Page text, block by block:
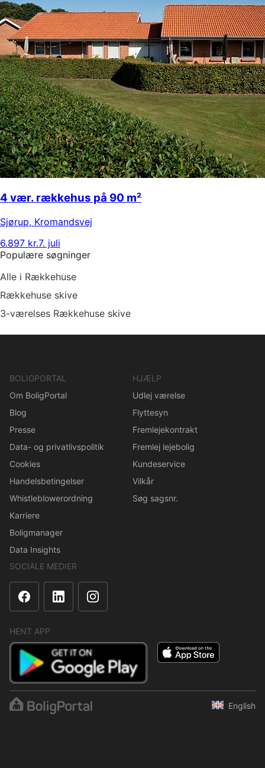
4 vær. rækkehus på 90 m²
Sjørup, Kromandsvej
6.897 kr.7. juli
Populære søgninger
Alle i Rækkehuse
Rækkehuse skive
3-værelses Rækkehuse skive
BOLIGPORTAL
Om BoligPortal
Blog
Presse
Data- og privatlivspolitik
Cookies
Handelsbetingelser
Whistleblowerordning
Karriere
Boligmanager
Data Insights
HJÆLP
Udlej værelse
Flyttesyn
Fremlejekontrakt
Fremlej lejebolig
Kundeservice
Vilkår
Søg sagsnr.
SOCIALE MEDIER
HENT APP
English